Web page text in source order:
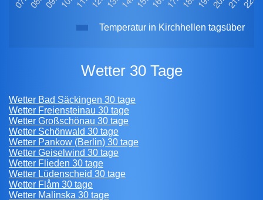
Temperatur in Kirchhellen tagsüber
Wetter 30 Tage
Wetter Bad Säckingen 30 tage
Wetter Freiensteinau 30 tage
Wetter Großschönau 30 tage
Wetter Schönwald 30 tage
Wetter Pankow (Berlin) 30 tage
Wetter Geiselwind 30 tage
Wetter Flieden 30 tage
Wetter Lüdenscheid 30 tage
Wetter Flåm 30 tage
Wetter Malinska 30 tage